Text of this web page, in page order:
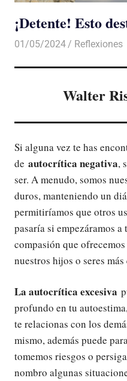
¡Detente! Esto
01/05/2024 De todo un
Reflexiones
Walter
Si alguna vez te has
de autocrítica negativa,
ser. A menudo, somos
duros, manteniendo un
permitiríamos que otros
pasaría si empezáramos
compasión que
nuestros hijos o seres
La autocrítica excesiva
profundo en tu
te relacionas con los
mismo, además puede
tomemos riesgos o
nombro algunas